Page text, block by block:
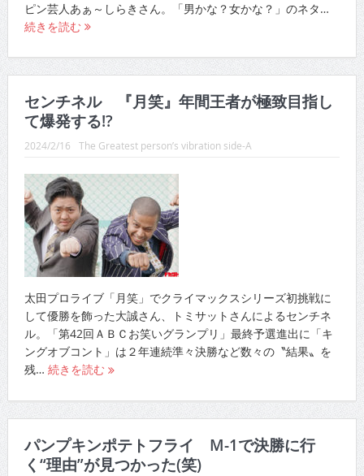
ピン芸人あぁ～しらきさん。「男かな？女かな？」のネタ…
続きを読む
センチネル 『月笑』年間王者が極致目指し
て爆発する!?
2024/2/16 The Greatest person’s vibration side-A
太田プロライブ「月笑」でクライマックスシリーズ初挑戦に
して優勝を飾った大誠さん、トミサットさんによるセンチネ
ル。「第42回ＡＢＣお笑いグランプリ」最終予選進出に「キ
ングオブコント」は２年連続準々決勝など数々の〝結果〟を
残… 続きを読む
パンプキンポテトフライ M-1で決勝に行
く“理由”が見つかった(笑)